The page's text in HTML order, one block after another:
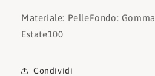
Materiale: PelleFondo: Gomma
Estate100
Condividi